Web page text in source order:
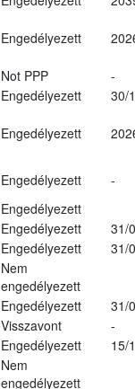
Engedélyezett
Not PPP
-
Engedélyezett
30/
Engedélyezett
Engedélyezett
-
Engedélyezett
Engedélyezett
31/
Engedélyezett
31/
Nem
engedélyezett
Engedélyezett
31/
Visszavont
-
Engedélyezett
15/
Nem
engedélyezett